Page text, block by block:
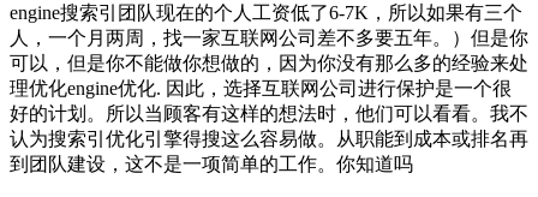
engine搜索引团队现在的个人工资低了6-7K，所以如果有三个
人，一个月两周，找一家互联网公司差不多要五年。）但是你
可以，但是你不能做你想做的，因为你没有那么多的经验来处
理优化engine优化. 因此，选择互联网公司进行保护是一个很
好的计划。所以当顾客有这样的想法时，他们可以看看。我不
认为搜索引优化引擎得搜这么容易做。从职能到成本或排名再
到团队建设，这不是一项简单的工作。你知道吗